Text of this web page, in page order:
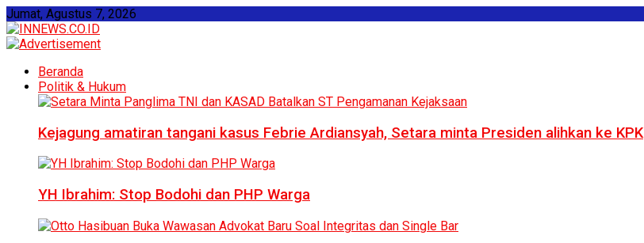
Jumat, Agustus 7, 2026
Beranda
Politik & Hukum
Kejagung amatiran tangani kasus Febrie Ardiansyah, Setara minta Presiden alihkan ke KPK
YH Ibrahim: Stop Bodohi dan PHP Warga